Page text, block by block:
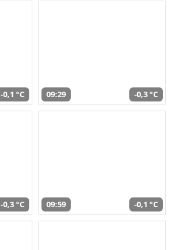
-0,1 °C 09:29 -0,3 °C
-0,3 °C 09:59 -0,1 °C